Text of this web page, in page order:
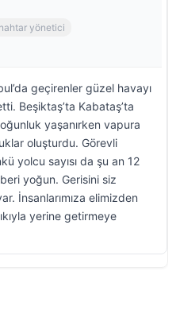
yönetici
geçirenler güzel havayı
Beşiktaş’ta Kabataş’ta
yaşanırken vapura
oluşturdu. Görevli
yolcu sayısı da şu an 12
yoğun. Gerisini siz
İnsanlarımıza elimizden
yerine getirmeye